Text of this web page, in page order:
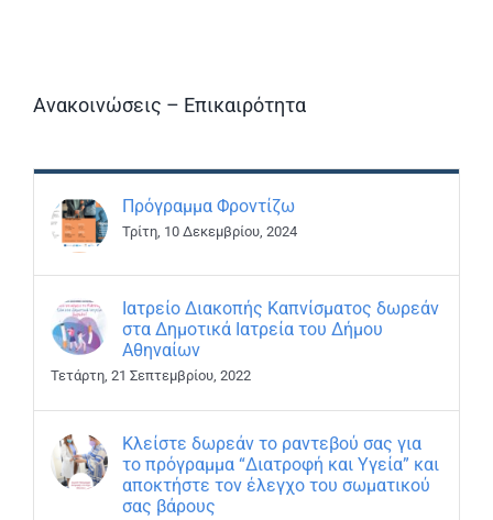
Ανακοινώσεις – Επικαιρότητα
Πρόγραμμα Φροντίζω
Τρίτη, 10 Δεκεμβρίου, 2024
Ιατρείο Διακοπής Καπνίσματος δωρεάν
στα Δημοτικά Ιατρεία του Δήμου
Αθηναίων
Τετάρτη, 21 Σεπτεμβρίου, 2022
Κλείστε δωρεάν το ραντεβού σας για
το πρόγραμμα “Διατροφή και Υγεία” και
αποκτήστε τον έλεγχο του σωματικού
σας βάρους